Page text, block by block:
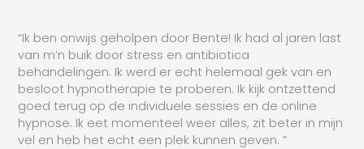
“Ik ben onwijs geholpen door Bente! Ik had al jaren last
van m’n buik door stress en antibiotica
behandelingen. Ik werd er echt helemaal gek van en
besloot hypnotherapie te proberen. Ik kijk ontzettend
goed terug op de individuele sessies en de online
hypnose. Ik eet momenteel weer alles, zit beter in mijn
vel en heb het echt een plek kunnen geven. ”